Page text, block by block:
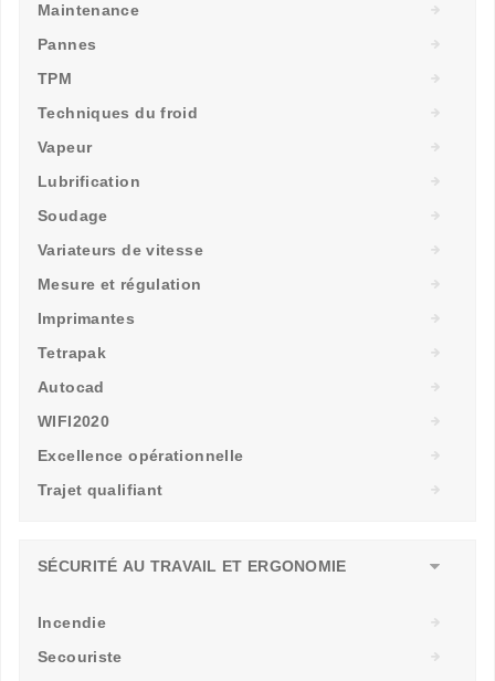
Maintenance
Pannes
TPM
Techniques du froid
Vapeur
Lubrification
Soudage
Variateurs de vitesse
Mesure et régulation
Imprimantes
Tetrapak
Autocad
WIFI2020
Excellence opérationnelle
Trajet qualifiant
SÉCURITÉ AU TRAVAIL ET ERGONOMIE
Incendie
Secouriste